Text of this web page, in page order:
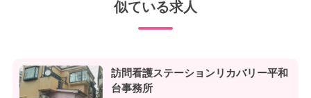
似ている求人
訪問看護ステーションリカバリー平和
台事務所